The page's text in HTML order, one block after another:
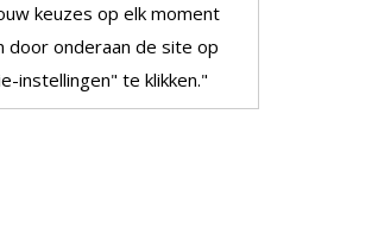
keuzes op elk moment
door onderaan de site op
instellingen" te klikken."